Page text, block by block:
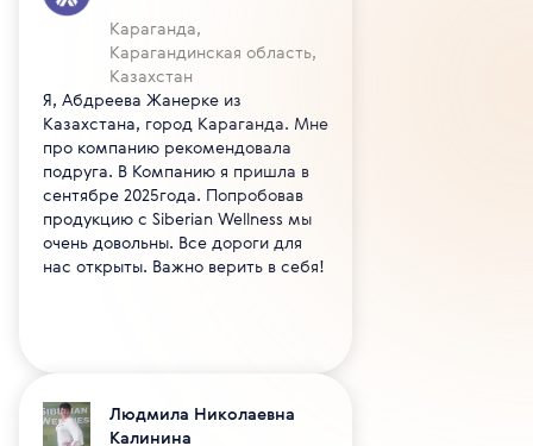
Караганда,
Карагандинская область,
Казахстан
Я, Абдреева Жанерке из
Казахстана, город Караганда. Мне
про компанию рекомендовала
подруга. В Компанию я пришла в
сентябре 2025года. Попробовав
продукцию с Siberian Wellness мы
очень довольны. Все дороги для
нас открыты. Важно верить в себя!
Людмила Николаевна
Калинина